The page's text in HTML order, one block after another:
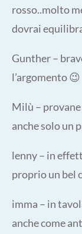
rosso..molto
dovrai
Gunther –
l’argomento 😉
Milù –
anche solo un
lenny – in
proprio un bel
imma – in
anche come